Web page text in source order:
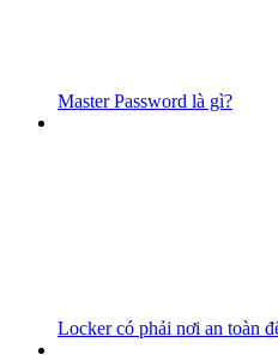
Master Password là gì?
Locker có phải nơi an toàn